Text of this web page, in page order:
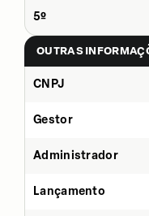
5º
OUTRAS
CNPJ
Gestor
Administrador
Lançamento